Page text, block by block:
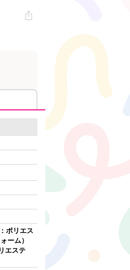
ポリエス
ーム）
エステ